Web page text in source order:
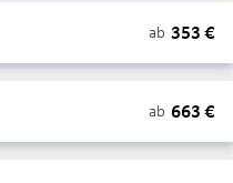
ab 353 €
ab 663 €